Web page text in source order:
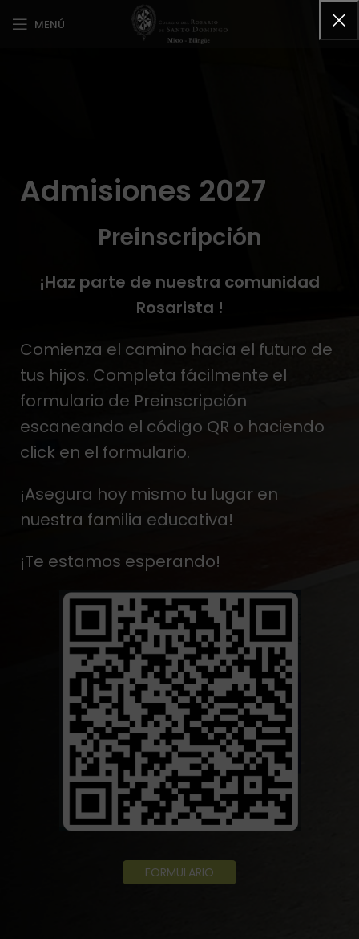
MENÚ
Admisiones 2027
Preinscripción
¡Haz parte de nuestra comunidad
Rosarista !
Comienza el camino hacia el futuro de
tus hijos. Completa fácilmente el
formulario de Preinscripción
escaneando el código QR o haciendo
click en el formulario.
¡Asegura hoy mismo tu lugar en
nuestra familia educativa!
¡Te estamos esperando!
FORMULARIO